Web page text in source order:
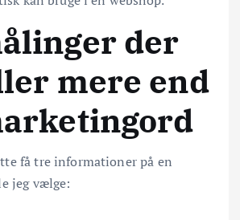
der
mere end
få tre informationer på en
jeg vælge: